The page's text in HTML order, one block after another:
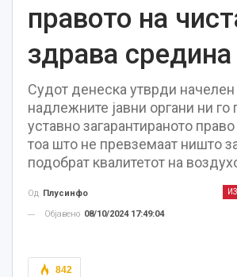
правото на
здрава средина
Судот денеска утврди начелен
надлежните јавни органи ни го
уставно загарантираното
тоа што не превземаат ништо
подобрат квалитетот на
Од Плусинфо
Објавено 08/10/2024 17:49:04
842